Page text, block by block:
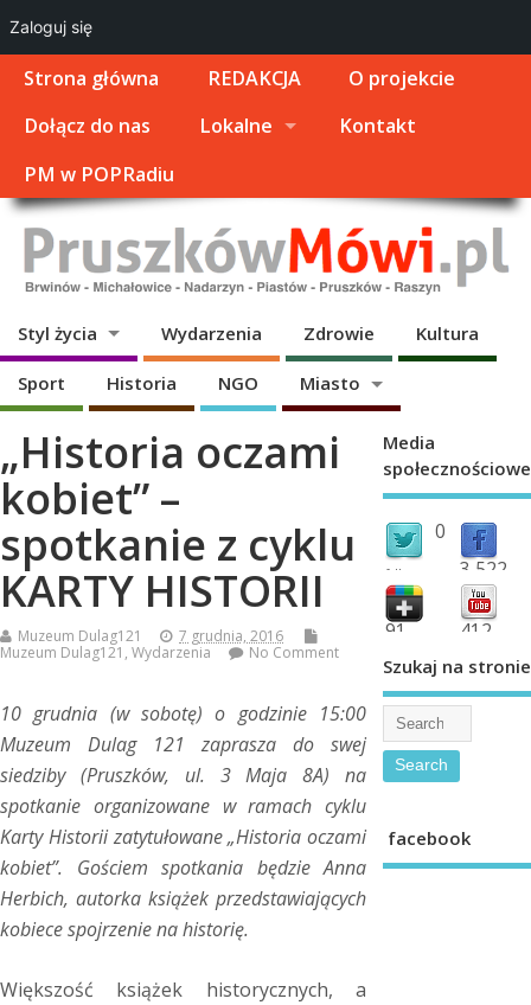
Strona główna REDAKCJA
O projekcie
Dołącz do nas
Lokalne
Kontakt
PM w POPRadiu
Styl życia Wydarzenia Zdrowie Kultura
Sport Historia NGO Miasto
„Historia oczami
kobiet” –
spotkanie z cyklu
KARTY HISTORII
Muzeum Dulag121
7 grudnia, 2016
Muzeum Dulag121 , Wydarzenia No Comment
10 grudnia (w sobotę) o godzinie 15:00
Muzeum Dulag 121 zaprasza do swej
siedziby (Pruszków, ul. 3 Maja 8A) na
spotkanie organizowane w ramach cyklu
Karty Historii zatytułowane „Historia oczami
kobiet”. Gościem spotkania będzie Anna
Herbich, autorka książek przedstawiających
kobiece spojrzenie na historię.
Większość książek historycznych, a
Media
społecznościowe
0
followers 3,522
fans
91 412
Szukaj na stronie
facebook
Zaloguj się